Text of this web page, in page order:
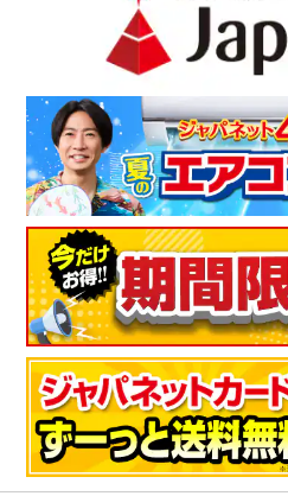
凍結洗浄が気に入りました。すぐ
とても助かります。
良く冷えます
別に日立のエアコンを使用してい
た２台を買い換えました。今は冷
いませんが、良く冷えます。停止
れるのが楽です。
今年の夏は活躍し